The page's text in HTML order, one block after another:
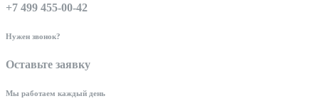
+7 499 455-00-42
Нужен звонок?
Оставьте заявку
Мы работаем каждый день